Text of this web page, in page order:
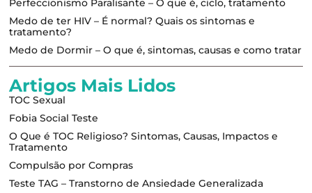
Perfeccionismo Paralisante – O que é, ciclo, tratamento
Medo de ter HIV – É normal? Quais os sintomas e
tratamento?
Medo de Dormir – O que é, sintomas, causas e como tratar
Artigos Mais Lidos
TOC Sexual
Fobia Social Teste
O Que é TOC Religioso? Sintomas, Causas, Impactos e
Tratamento
Compulsão por Compras
Teste TAG – Transtorno de Ansiedade Generalizada